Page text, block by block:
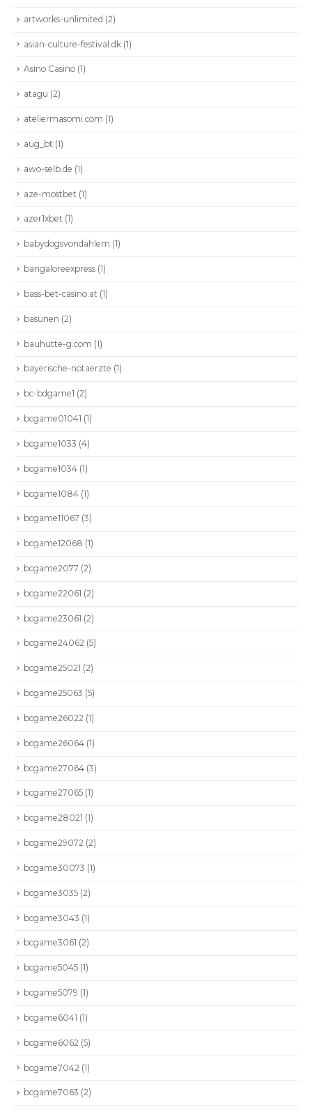
artworks-unlimited (2)
asian-culture-festival.dk (1)
Asino Casino (1)
atagu (2)
ateliermasomi.com (1)
aug_bt (1)
awo-selb.de (1)
aze-mostbet (1)
azer1xbet (1)
babydogsvondahlem (1)
bangaloreexpress (1)
bass-bet-casino.at (1)
basunen (2)
bauhutte-g.com (1)
bayerische-notaerzte (1)
bc-bdgame1 (2)
bcgame01041 (1)
bcgame1033 (4)
bcgame1034 (1)
bcgame1084 (1)
bcgame11067 (3)
bcgame12068 (1)
bcgame2077 (2)
bcgame22061 (2)
bcgame23061 (2)
bcgame24062 (5)
bcgame25021 (2)
bcgame25063 (5)
bcgame26022 (1)
bcgame26064 (1)
bcgame27064 (3)
bcgame27065 (1)
bcgame28021 (1)
bcgame29072 (2)
bcgame30073 (1)
bcgame3035 (2)
bcgame3043 (1)
bcgame3061 (2)
bcgame5045 (1)
bcgame5079 (1)
bcgame6041 (1)
bcgame6062 (5)
bcgame7042 (1)
bcgame7063 (2)